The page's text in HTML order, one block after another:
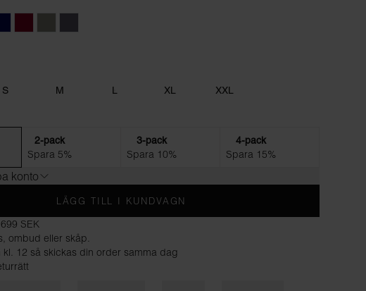
S M L XL XXL
2-pack
Spara 5%
3-pack
Spara 10%
4-pack
Spara 15%
konto
LÄGG TILL I KUNDVAGN
SEK
ombud eller skåp.
kl. 12 så skickas din order samma dag